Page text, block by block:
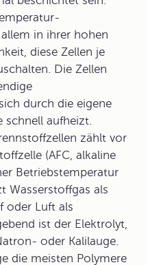
in ihrer hohen
diese Zellen je
Die Zellen
durch die eigene
aufheizt.
zählt vor
(AFC, alkaline
Betriebstemperatur
Wasserstoffgas als
oder Luft als
ist der Elektrolyt,
oder Kalilauge.
die meisten Polymere